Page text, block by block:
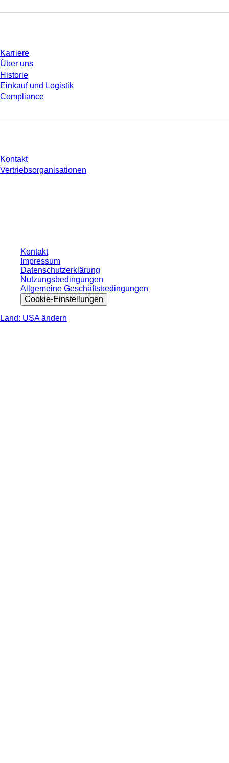
Karriere
Über uns
Historie
Einkauf und Logistik
Compliance
Kontakt
Vertriebsorganisationen
Kontakt
Impressum
Datenschutzerklärung
Nutzungsbedingungen
Allgemeine Geschäftsbedingungen
Cookie-Einstellungen
Land: USA ändern